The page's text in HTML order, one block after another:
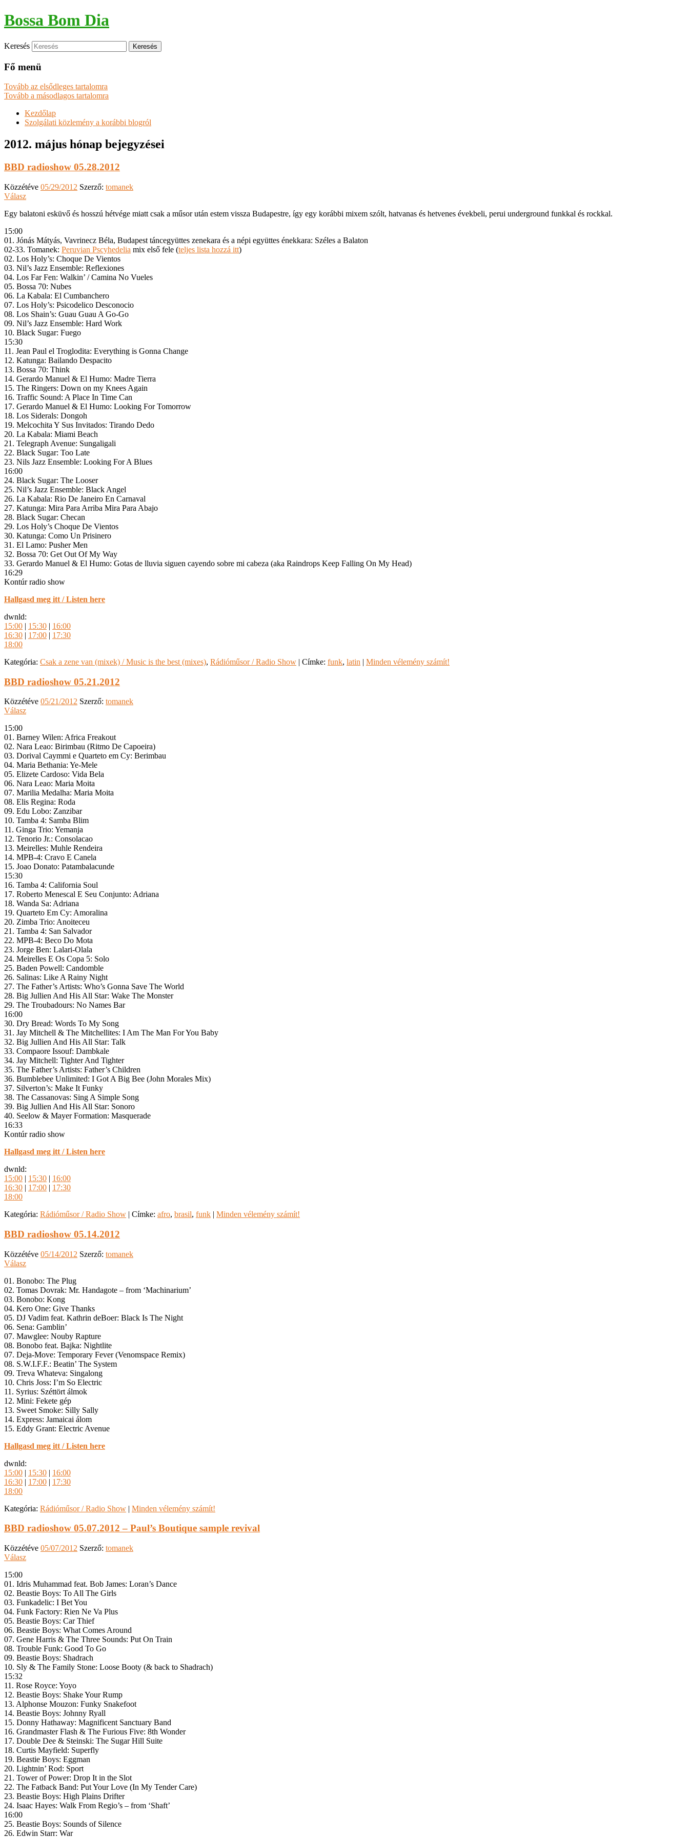
Bossa Bom Dia
Keresés
Fő menü
Tovább az elsődleges tartalomra
Tovább a másodlagos tartalomra
Kezdőlap
Szolgálati közlemény a korábbi blogról
2012. május hónap bejegyzései
BBD radioshow 05.28.2012
Közzétéve 05/29/2012 Szerző: tomanek
Válasz
Egy balatoni esküvő és hosszú hétvége miatt csak a műsor után estem vissza Budapestre, így egy korábbi mixem szólt, hatvanas és hetvenes évekbeli, perui underground funkkal és rockkal.
15:00
01. Jónás Mátyás, Vavrinecz Béla, Budapest táncegyüttes zenekara és a népi együttes énekkara: Széles a Balaton
02-33. Tomanek: Peruvian Pscyhedelia mix első fele (teljes lista hozzá itt)
02. Los Holy’s: Choque De Vientos
03. Nil’s Jazz Ensemble: Reflexiones
04. Los Far Fen: Walkin’ / Camina No Vueles
05. Bossa 70: Nubes
06. La Kabala: El Cumbanchero
07. Los Holy’s: Psicodelico Desconocio
08. Los Shain’s: Guau Guau A Go-Go
09. Nil’s Jazz Ensemble: Hard Work
10. Black Sugar: Fuego
15:30
11. Jean Paul el Troglodita: Everything is Gonna Change
12. Katunga: Bailando Despacito
13. Bossa 70: Think
14. Gerardo Manuel & El Humo: Madre Tierra
15. The Ringers: Down on my Knees Again
16. Traffic Sound: A Place In Time Can
17. Gerardo Manuel & El Humo: Looking For Tomorrow
18. Los Siderals: Dongoh
19. Melcochita Y Sus Invitados: Tirando Dedo
20. La Kabala: Miami Beach
21. Telegraph Avenue: Sungaligali
22. Black Sugar: Too Late
23. Nils Jazz Ensemble: Looking For A Blues
16:00
24. Black Sugar: The Looser
25. Nil’s Jazz Ensemble: Black Angel
26. La Kabala: Rio De Janeiro En Carnaval
27. Katunga: Mira Para Arriba Mira Para Abajo
28. Black Sugar: Checan
29. Los Holy’s Choque De Vientos
30. Katunga: Como Un Prisinero
31. El Lamo: Pusher Men
32. Bossa 70: Get Out Of My Way
33. Gerardo Manuel & El Humo: Gotas de lluvia siguen cayendo sobre mi cabeza (aka Raindrops Keep Falling On My Head)
16:29
Kontúr radio show
Hallgasd meg itt / Listen here
dwnld:
15:00 | 15:30 | 16:00
16:30 | 17:00 | 17:30
18:00
Kategória: Csak a zene van (mixek) / Music is the best (mixes), Rádióműsor / Radio Show | Címke: funk, latin | Minden vélemény számít!
BBD radioshow 05.21.2012
Közzétéve 05/21/2012 Szerző: tomanek
Válasz
15:00
01. Barney Wilen: Africa Freakout
02. Nara Leao: Birimbau (Ritmo De Capoeira)
03. Dorival Caymmi e Quarteto em Cy: Berimbau
04. Maria Bethania: Ye-Mele
05. Elizete Cardoso: Vida Bela
06. Nara Leao: Maria Moita
07. Marilia Medalha: Maria Moita
08. Elis Regina: Roda
09. Edu Lobo: Zanzibar
10. Tamba 4: Samba Blim
11. Ginga Trio: Yemanja
12. Tenorio Jr.: Consolacao
13. Meirelles: Muhle Rendeira
14. MPB-4: Cravo E Canela
15. Joao Donato: Patambalacunde
15:30
16. Tamba 4: California Soul
17. Roberto Menescal E Seu Conjunto: Adriana
18. Wanda Sa: Adriana
19. Quarteto Em Cy: Amoralina
20. Zimba Trio: Anoiteceu
21. Tamba 4: San Salvador
22. MPB-4: Beco Do Mota
23. Jorge Ben: Lalari-Olala
24. Meirelles E Os Copa 5: Solo
25. Baden Powell: Candomble
26. Salinas: Like A Rainy Night
27. The Father’s Artists: Who’s Gonna Save The World
28. Big Jullien And His All Star: Wake The Monster
29. The Troubadours: No Names Bar
16:00
30. Dry Bread: Words To My Song
31. Jay Mitchell & The Mitchellites: I Am The Man For You Baby
32. Big Jullien And His All Star: Talk
33. Compaore Issouf: Dambkale
34. Jay Mitchell: Tighter And Tighter
35. The Father’s Artists: Father’s Children
36. Bumblebee Unlimited: I Got A Big Bee (John Morales Mix)
37. Silverton’s: Make It Funky
38. The Cassanovas: Sing A Simple Song
39. Big Jullien And His All Star: Sonoro
40. Seelow & Mayer Formation: Masquerade
16:33
Kontúr radio show
Hallgasd meg itt / Listen here
dwnld:
15:00 | 15:30 | 16:00
16:30 | 17:00 | 17:30
18:00
Kategória: Rádióműsor / Radio Show | Címke: afro, brasil, funk | Minden vélemény számít!
BBD radioshow 05.14.2012
Közzétéve 05/14/2012 Szerző: tomanek
Válasz
01. Bonobo: The Plug
02. Tomas Dovrak: Mr. Handagote – from ‘Machinarium’
03. Bonobo: Kong
04. Kero One: Give Thanks
05. DJ Vadim feat. Kathrin deBoer: Black Is The Night
06. Sena: Gamblin’
07. Mawglee: Nouby Rapture
08. Bonobo feat. Bajka: Nightlite
07. Deja-Move: Temporary Fever (Venomspace Remix)
08. S.W.I.F.F.: Beatin’ The System
09. Treva Whateva: Singalong
10. Chris Joss: I’m So Electric
11. Syrius: Széttört álmok
12. Mini: Fekete gép
13. Sweet Smoke: Silly Sally
14. Express: Jamaicai álom
15. Eddy Grant: Electric Avenue
Hallgasd meg itt / Listen here
dwnld:
15:00 | 15:30 | 16:00
16:30 | 17:00 | 17:30
18:00
Kategória: Rádióműsor / Radio Show | Minden vélemény számít!
BBD radioshow 05.07.2012 – Paul’s Boutique sample revival
Közzétéve 05/07/2012 Szerző: tomanek
Válasz
15:00
01. Idris Muhammad feat. Bob James: Loran’s Dance
02. Beastie Boys: To All The Girls
03. Funkadelic: I Bet You
04. Funk Factory: Rien Ne Va Plus
05. Beastie Boys: Car Thief
06. Beastie Boys: What Comes Around
07. Gene Harris & The Three Sounds: Put On Train
08. Trouble Funk: Good To Go
09. Beastie Boys: Shadrach
10. Sly & The Family Stone: Loose Booty (& back to Shadrach)
15:32
11. Rose Royce: Yoyo
12. Beastie Boys: Shake Your Rump
13. Alphonse Mouzon: Funky Snakefoot
14. Beastie Boys: Johnny Ryall
15. Donny Hathaway: Magnificent Sanctuary Band
16. Grandmaster Flash & The Furious Five: 8th Wonder
17. Double Dee & Steinski: The Sugar Hill Suite
18. Curtis Mayfield: Superfly
19. Beastie Boys: Eggman
20. Lightnin’ Rod: Sport
21. Tower of Power: Drop It in the Slot
22. The Fatback Band: Put Your Love (In My Tender Care)
23. Beastie Boys: High Plains Drifter
24. Isaac Hayes: Walk From Regio’s – from ‘Shaft’
16:00
25. Beastie Boys: Sounds of Silence
26. Edwin Starr: War